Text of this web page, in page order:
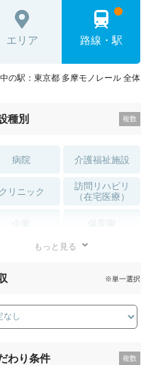
エリア 路線・駅
の駅：東京都 多摩モノレール 全体
種別
病院 介護福祉施設
クリニック
訪問リハビリ
（在宅医療）
薬局・
もっと見る
※単一選択
わり条件